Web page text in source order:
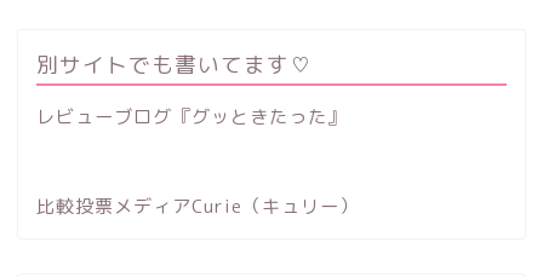
別サイトでも書いてます♡
レビューブログ『グッときたった』
比較投票メディアCurie（キュリー）